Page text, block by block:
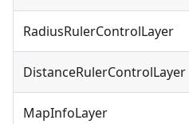
RadiusRulerControlLayer
DistanceRulerControlLayer
MapInfoLayer